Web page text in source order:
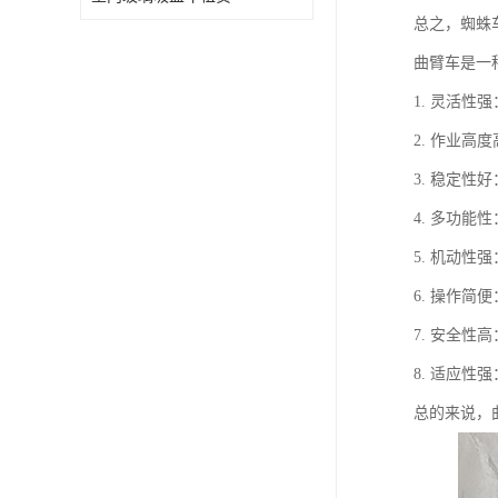
总之，蜘蛛
曲臂车是一
1. 灵活性
2. 作业高度
3. 稳定性好
4. 多功能性
5. 机动性强
6. 操作简便
7. 安全性
8. 适应性强
总的来说，